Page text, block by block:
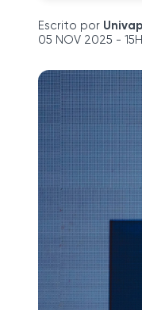
Escrito por Univap
05 NOV 2025 -